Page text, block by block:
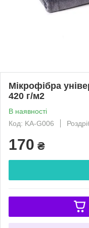
Мікрофібра
420 г/м2
В наявності
Код: KA-G006
170 ₴